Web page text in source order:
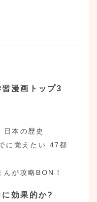
漫画トップ3
本の歴史
に覚えたい 47都
が攻略BON！
効果的か?